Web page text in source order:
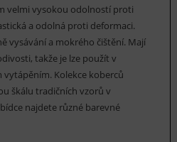
velmi vysokou odolností proti
a odolná proti deformaci.
vysávání a mokrého čištění. Mají
takže je lze použít v
Kolekce koberců
škálu tradičních vzorů v
najdete různé barevné